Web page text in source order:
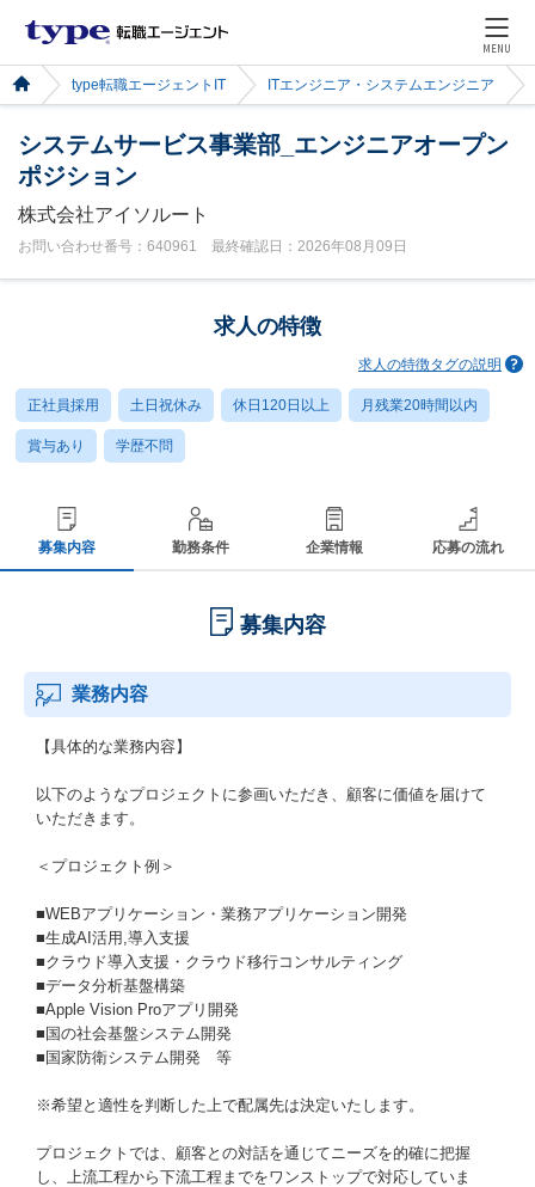
MENU
type転職エージェントIT ITエンジニア・システムエンジニア
システムサービス事業部_エンジニアオープン
ポジション
株式会社アイソルート
お問い合わせ番号：640961 最終確認日：2026年08月09日
求人の特徴
求人の特徴タグの説明
正社員採用 土日祝休み 休日120日以上 月残業20時間以内
賞与あり 学歴不問
募集内容 勤務条件 企業情報 応募の流れ
募集内容
業務内容
【具体的な業務内容】
以下のようなプロジェクトに参画いただき、顧客に価値を届けて
いただきます。
＜プロジェクト例＞
■WEBアプリケーション・業務アプリケーション開発
■生成AI活用,導入支援
■クラウド導入支援・クラウド移行コンサルティング
■データ分析基盤構築
■Apple Vision Proアプリ開発
■国の社会基盤システム開発
■国家防衛システム開発 等
※希望と適性を判断した上で配属先は決定いたします。
プロジェクトでは、顧客との対話を通じてニーズを的確に把握
し、上流工程から下流工程までをワンストップで対応していま